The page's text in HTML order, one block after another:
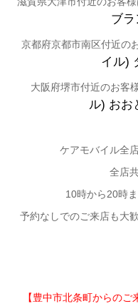
ブ
京都府京都市南区付近の
イル)
大阪府堺市付近のお客
ル) おお
ケアモバイル全
全店
10時から20時
予約なしでのご来店も大
【豊中市北条町からの